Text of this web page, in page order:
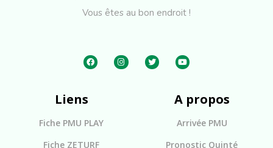
Vous êtes au bon endroit !
Liens
Fiche PMU PLAY
Fiche ZETURF
A propos
Arrivée PMU
Pronostic Quinté